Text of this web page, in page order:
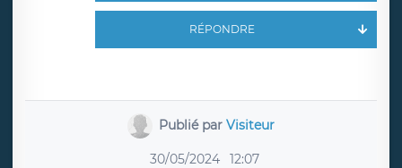
RÉPONDRE
Publié parVisiteur
30/05/2024 12:07